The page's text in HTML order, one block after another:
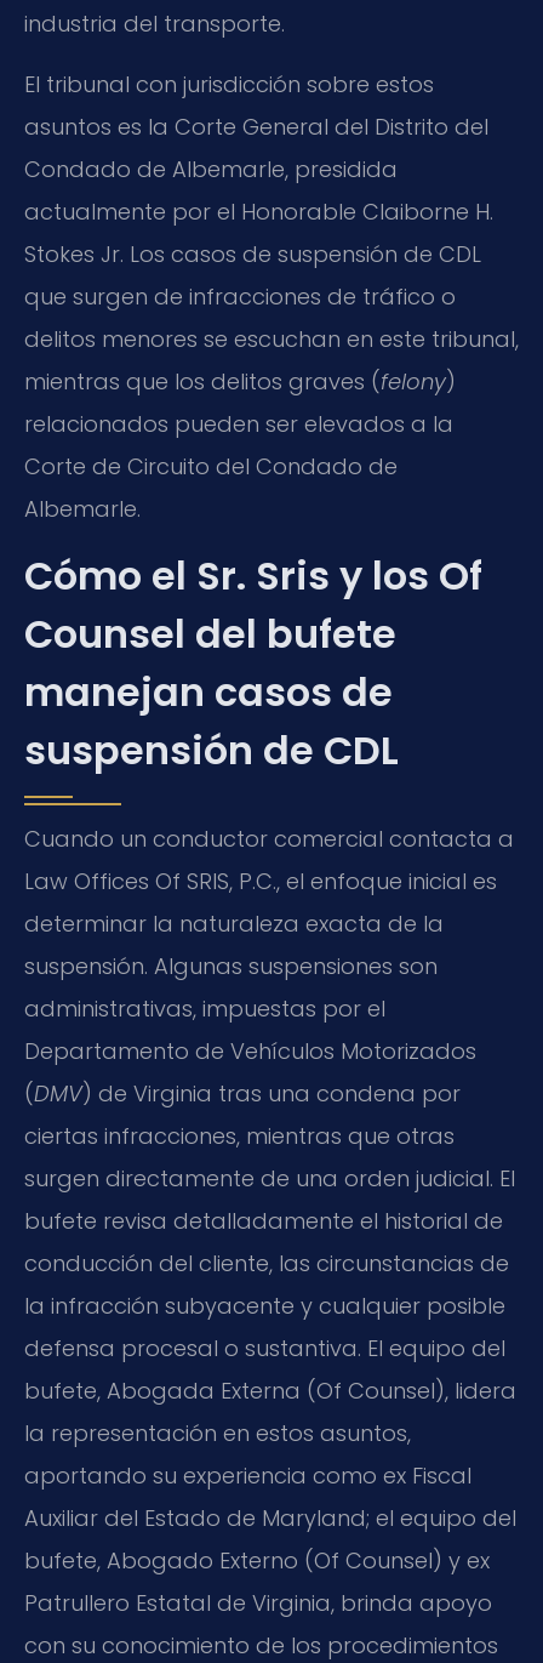
industria del transporte.
El tribunal con jurisdicción sobre estos
asuntos es la Corte General del Distrito del
Condado de Albemarle, presidida
actualmente por el Honorable Claiborne H.
Stokes Jr. Los casos de suspensión de CDL
que surgen de infracciones de tráfico o
delitos menores se escuchan en este tribunal,
mientras que los delitos graves (felony)
relacionados pueden ser elevados a la
Corte de Circuito del Condado de
Albemarle.
Cómo el Sr. Sris y los Of
Counsel del bufete
manejan casos de
suspensión de CDL
Cuando un conductor comercial contacta a
Law Offices Of SRIS, P.C., el enfoque inicial es
determinar la naturaleza exacta de la
suspensión. Algunas suspensiones son
administrativas, impuestas por el
Departamento de Vehículos Motorizados
(DMV) de Virginia tras una condena por
ciertas infracciones, mientras que otras
surgen directamente de una orden judicial. El
bufete revisa detalladamente el historial de
conducción del cliente, las circunstancias de
la infracción subyacente y cualquier posible
defensa procesal o sustantiva. El equipo del
bufete, Abogada Externa (Of Counsel), lidera
la representación en estos asuntos,
aportando su experiencia como ex Fiscal
Auxiliar del Estado de Maryland; el equipo del
bufete, Abogado Externo (Of Counsel) y ex
Patrullero Estatal de Virginia, brinda apoyo
con su conocimiento de los procedimientos